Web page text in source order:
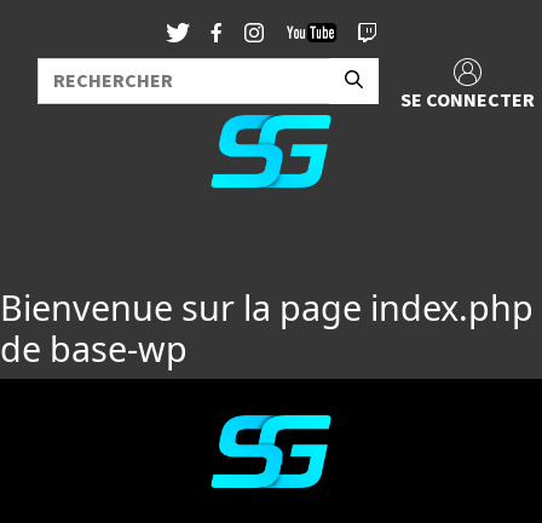
SE CONNECTER
Bienvenue sur la page index.php
de base-wp